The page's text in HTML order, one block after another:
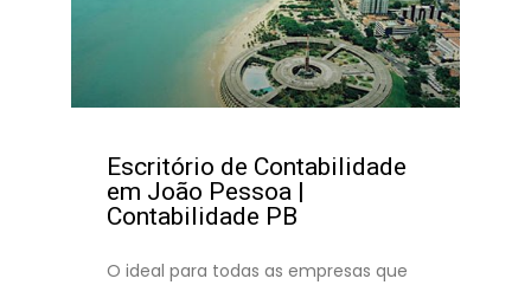
Escritório de Contabilidade
em João Pessoa |
Contabilidade PB
O ideal para todas as empresas que